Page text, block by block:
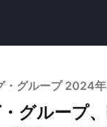
・グループ 2024
グループ